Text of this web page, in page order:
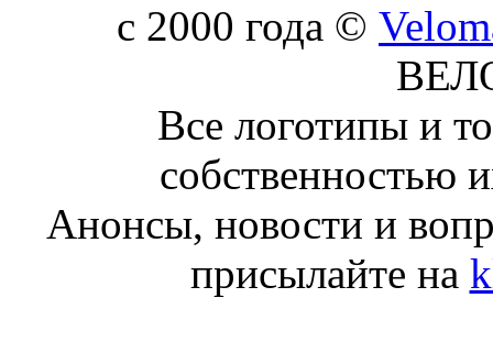
c 2000 года ©
Все логотипы и
собственностью
Анонсы, новости и
присылайте на